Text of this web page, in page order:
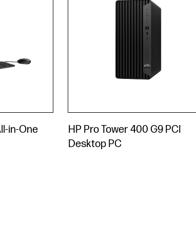
in-One
HP Pro Tower 400 G9 PCI
Desktop PC